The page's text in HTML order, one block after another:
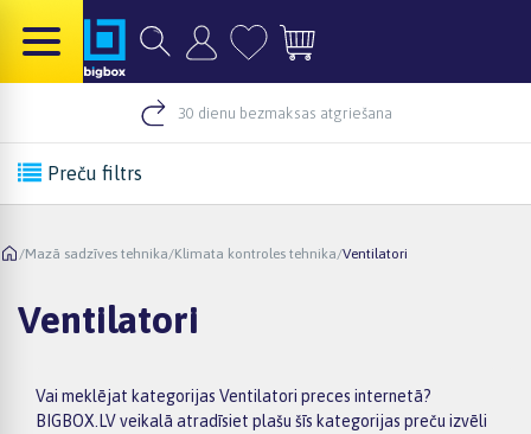
30 dienu bezmaksas atgriešana
Preču filtrs
/Mazā sadzīves tehnika/Klimata kontroles tehnika/Ventilatori
Ventilatori
Vai meklējat kategorijas Ventilatori preces internetā?
BIGBOX.LV veikalā atradīsiet plašu šīs kategorijas preču izvēli